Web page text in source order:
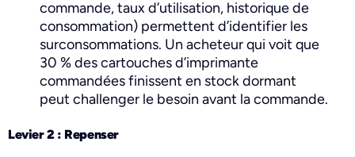
commande, taux d’utilisation, historique de
consommation) permettent d’identifier les
surconsommations. Un acheteur qui voit que
30 % des cartouches d’imprimante
commandées finissent en stock dormant
peut challenger le besoin avant la commande.
Levier 2 : Repenser